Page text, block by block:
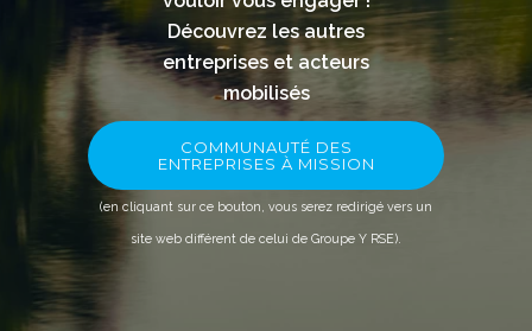
Découvrez les autres
entreprises et acteurs
mobilisés
COMMUNAUTÉ DES
ENTREPRISES À MISSION
(en cliquant sur ce bouton, vous serez redirigé vers un
site web différent de celui de Groupe Y RSE).